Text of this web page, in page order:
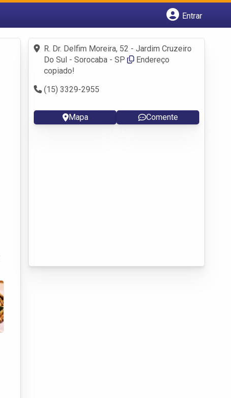
Entrar
Fazer login
Criar conta
R. Dr. Delfim Moreira, 52 - Jardim Cruzeiro
Do Sul - Sorocaba - SP
Endereço
copiado!
(15) 3329-2955
Mapa Comente